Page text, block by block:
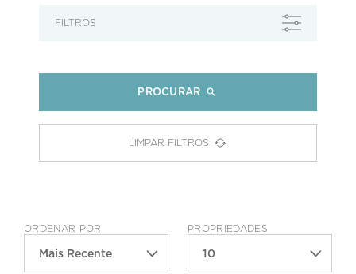
FILTROS
PROCURAR
LIMPAR FILTROS
ORDENAR POR
Mais Recente
PROPRIEDADES
10